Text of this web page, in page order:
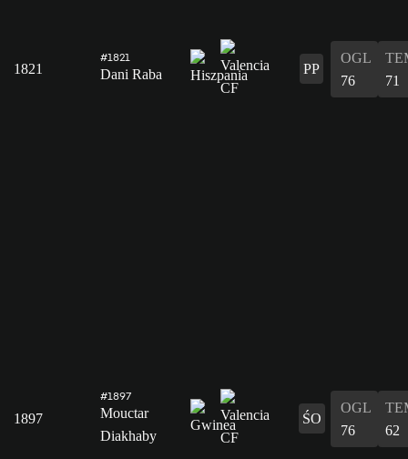
1821
#1821
Dani Raba PP
OGL
76
71
1897
#1897
Mouctar
Diakhaby
ŚO
OGL
76
62